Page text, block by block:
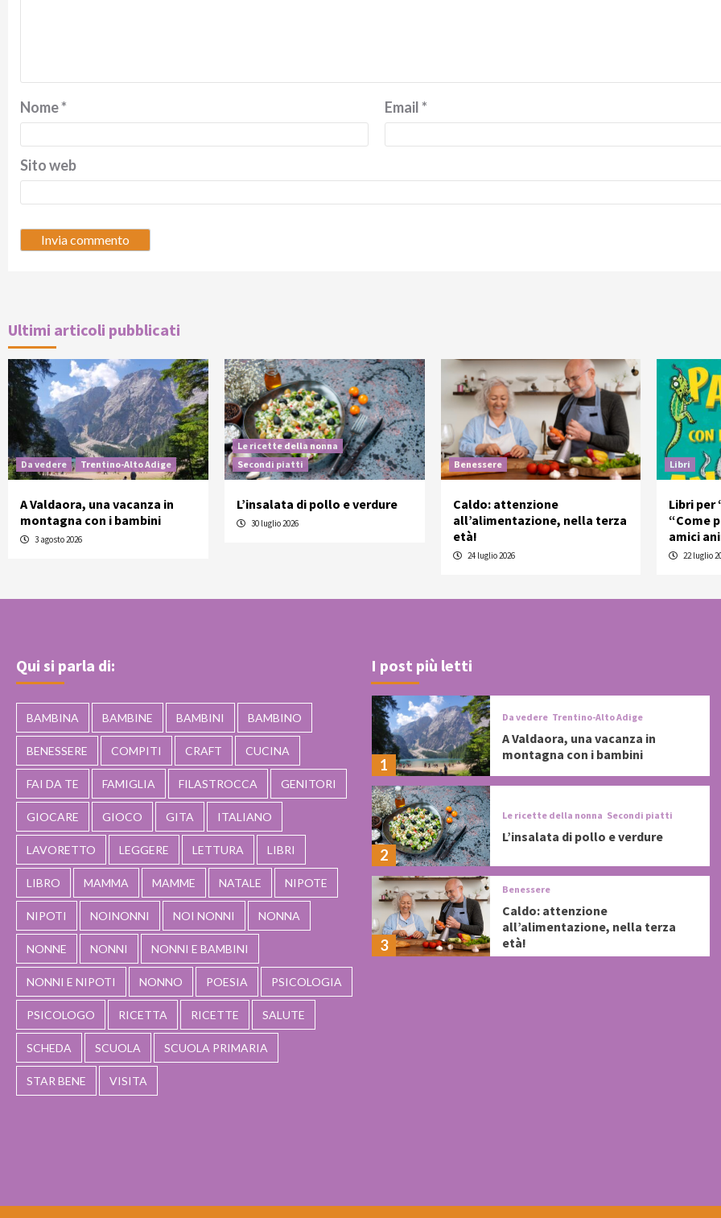
Nome* Email*
Sito web
Ultimi articoli pubblicati
Da vedere Trentino-Alto Adige
A Valdaora, una vacanza in
montagna con i bambini
3 agosto 2026
Le ricette della nonna
Secondi piatti
L’insalata di pollo e verdure
30 luglio 2026
Benessere
Caldo: attenzione
all’alimentazione, nella terza
età!
24 luglio 2026
Libri
Libri per
“Come
amici
22 luglio
Qui si parla di:
BAMBINA BAMBINE BAMBINI BAMBINO
BENESSERE COMPITI CRAFT CUCINA
FAI DA TE FAMIGLIA FILASTROCCA GENITORI
GIOCARE GIOCO GITA ITALIANO
LAVORETTO LEGGERE LETTURA LIBRI
LIBRO MAMMA MAMME NATALE NIPOTE
NIPOTI NOINONNI NOI NONNI NONNA
NONNE NONNI NONNI E BAMBINI
NONNI E NIPOTI NONNO POESIA PSICOLOGIA
PSICOLOGO RICETTA RICETTE SALUTE
SCHEDA SCUOLA SCUOLA PRIMARIA
STAR BENE VISITA
I post più letti
1
Da vedere Trentino-Alto Adige
A Valdaora, una vacanza in
montagna con i bambini
2
Le ricette della nonna Secondi piatti
L’insalata di pollo e verdure
3
Benessere
Caldo: attenzione
all’alimentazione, nella terza
età!